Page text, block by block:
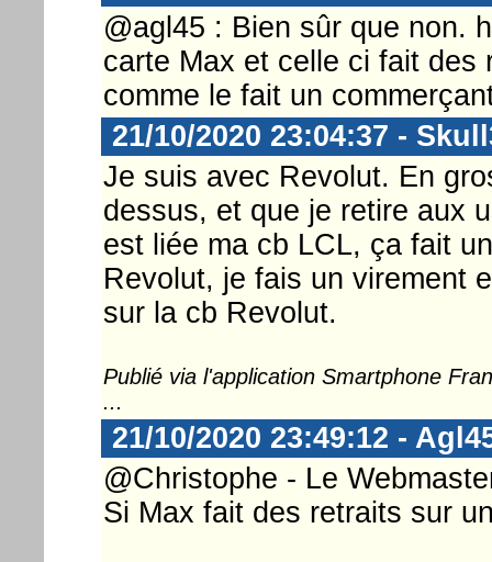
@agl45 : Bien sûr que non.
carte Max et celle ci fait des
comme le fait un
21/10/2020 23:04:37 -
Je suis avec Revolut. En
dessus, et que je retire aux
est liée ma cb LCL, ça fait
Revolut, je fais un virement
sur la cb Revolut.
Publié via l'application Smartphone
...
21/10/2020 23:49:12 -
@Christophe - Le
Si Max fait des retraits sur